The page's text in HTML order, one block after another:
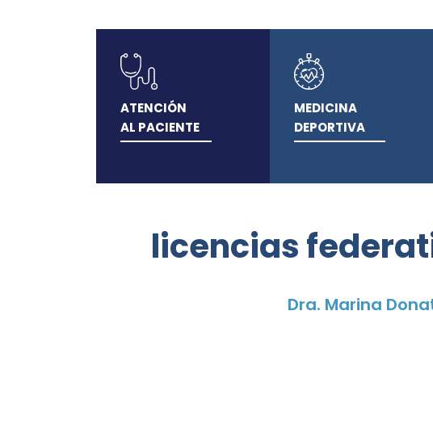
ATENCIÓN
AL PACIENTE
MEDICINA
DEPORTIVA
licencias
Dra. Marina